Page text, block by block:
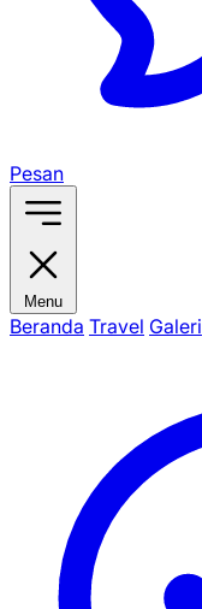
Pesan
Menu
Beranda Travel Galeri